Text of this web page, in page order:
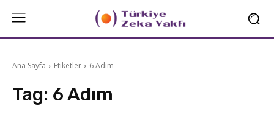
Ana Sayfa Etiketler 6 Adım
Tag: 6 Adım